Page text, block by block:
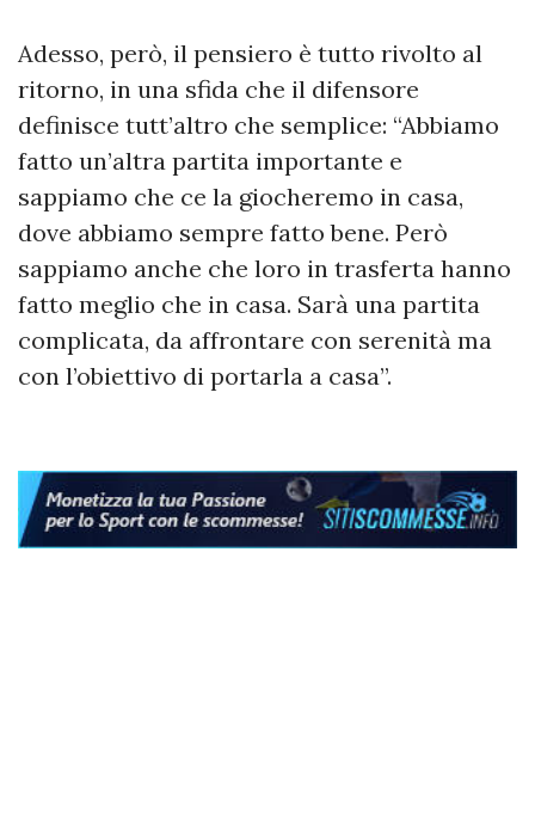
Adesso, però, il pensiero è tutto rivolto al
ritorno, in una sfida che il difensore
definisce tutt’altro che semplice: “Abbiamo
fatto un’altra partita importante e
sappiamo che ce la giocheremo in casa,
dove abbiamo sempre fatto bene. Però
sappiamo anche che loro in trasferta hanno
fatto meglio che in casa. Sarà una partita
complicata, da affrontare con serenità ma
con l’obiettivo di portarla a casa”.